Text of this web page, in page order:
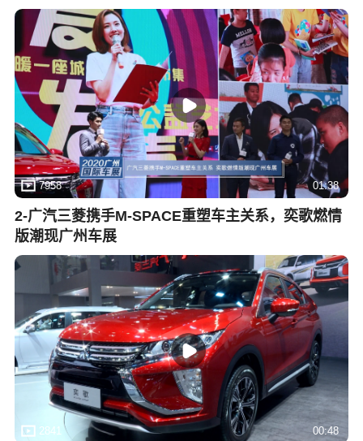
7958 01:38
2-广汽三菱携手M-SPACE重塑车主关系，奕歌燃情
版潮现广州车展
2841 00:48